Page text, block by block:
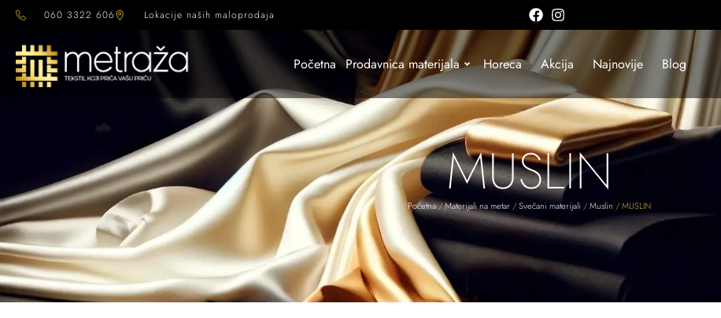
060 3322 606 Lokacije naših maloprodaja
Početna Prodavnica materijala Horeca Akcija Najnovije Blog
MUSLIN
Početna/Materijali na metar/Svečani materijali /Muslin / MUSLIN